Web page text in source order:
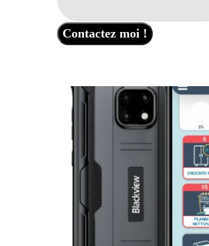
Contactez moi !